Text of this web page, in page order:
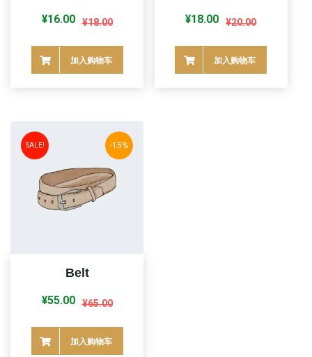
¥18.00原
为：
¥18.00。
¥16.00
当
价
格
加入购物车
¥20.00原
¥20.00。
¥18.00
当
格
加入购物车
-15%
SALE!
Belt
¥65.00原
为：
¥65.00。
¥55.00
当
价
格
加入购物车